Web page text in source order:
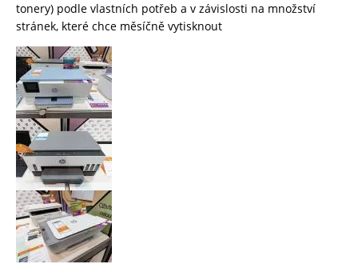
tonery) podle vlastních potřeb a v závislosti na množství
stránek, které chce měsíčně vytisknout